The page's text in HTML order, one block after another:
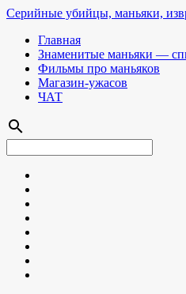
Серийные убийцы, маньяки,
Главная
Знаменитые маньяки —
Фильмы про маньяков
Магазин-ужасов
ЧАТ
search